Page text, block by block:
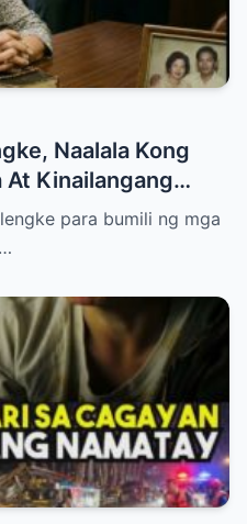
Naalala Kong
At Kinailangang
para bumili ng mga